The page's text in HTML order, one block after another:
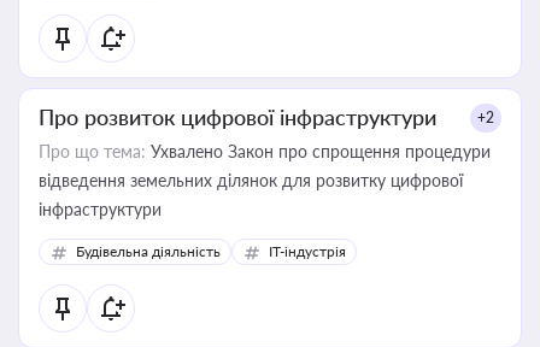
Про розвиток цифрової інфраструктури +2
Про що тема: Ухвалено Закон про спрощення процедури
відведення земельних ділянок для розвитку цифрової
інфраструктури
Будівельна діяльність IT-індустрія